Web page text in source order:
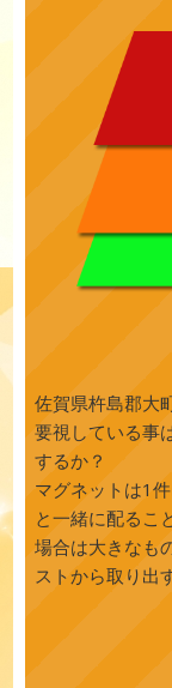
佐賀県杵島郡大
要視している事
するか？
マグネットは1
と一緒に配るこ
場合は大きなも
ストから取り出